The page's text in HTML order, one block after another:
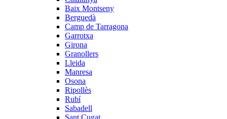
Baix Montseny
Berguedà
Camp de Tarragona
Garrotxa
Girona
Granollers
Lleida
Manresa
Osona
Ripollès
Rubí
Sabadell
Sant Cugat